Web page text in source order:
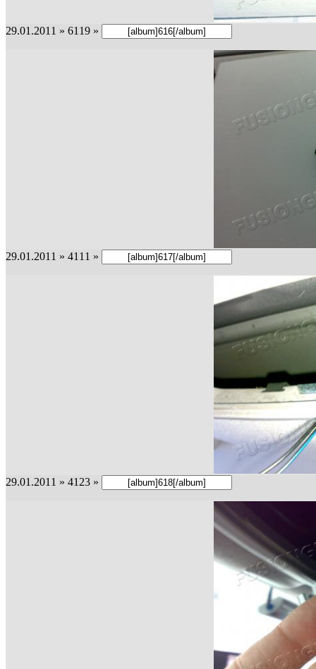
29.01.2011 » 6119 »
29.01.2011 » 4111 »
29.01.2011 » 4123 »